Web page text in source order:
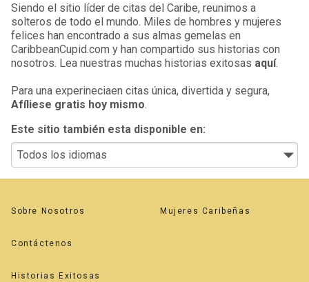
Siendo el sitio líder de citas del Caribe, reunimos a
solteros de todo el mundo. Miles de hombres y mujeres
felices han encontrado a sus almas gemelas en
CaribbeanCupid.com y han compartido sus historias con
nosotros. Lea nuestras muchas historias exitosas aquí.
Para una experineciaen citas única, divertida y segura,
Afíliese gratis hoy mismo.
Este sitio también esta disponible en:
Sobre Nosotros
Contáctenos
Historias Exitosas
Mujeres Caribeñas